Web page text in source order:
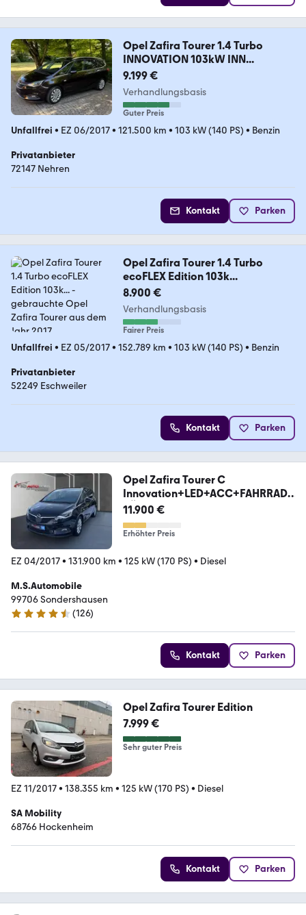
Opel Zafira Tourer 1.4 Turbo
INNOVATION 103kW INN...
9.199 €
Verhandlungsbasis
Guter Preis
Unfallfrei • EZ 06/2017• 121.500 km • 103 kW (140 PS) • Benzin
Privatanbieter
72147 Nehren
Kontakt Parken
Opel Zafira Tourer 1.4 Turbo
ecoFLEX Edition 103k...
8.900 €
Verhandlungsbasis
Fairer Preis
Unfallfrei • EZ 05/2017• 152.789 km • 103 kW (140 PS) • Benzin
Privatanbieter
52249 Eschweiler
Kontakt Parken
Opel Zafira Tourer C
Innovation+LED+ACC+FAHRRADT
RÄG.
11.900 €
Erhöhter Preis
EZ 04/2017• 131.900 km • 125 kW (170 PS) • Diesel
M.S.Automobile
99706 Sondershausen
4.6 Sterne
(126)
Kontakt Parken
Opel Zafira Tourer Edition
7.999 €
Sehr guter Preis
EZ 11/2017• 138.355 km • 125 kW (170 PS) • Diesel
SA Mobility
68766 Hockenheim
Kontakt Parken